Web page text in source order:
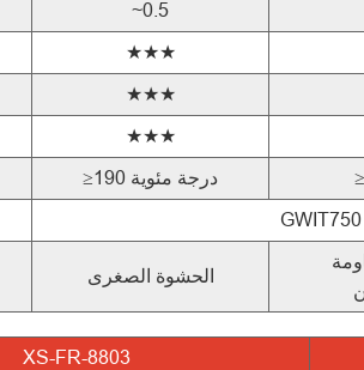
~0.5
★★★
★★★
★★★
≥190 درجة مئوية
الحشوة الصغرى
XS-FR-8803